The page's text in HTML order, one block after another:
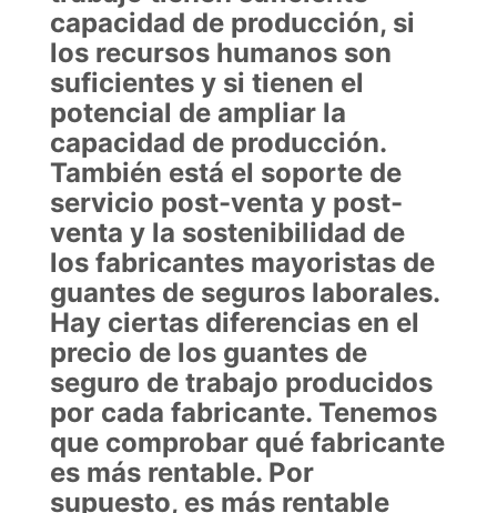
capacidad de producción, si
los recursos humanos son
suficientes y si tienen el
potencial de ampliar la
capacidad de producción.
También está el soporte de
servicio post-venta y post-
venta y la sostenibilidad de
los fabricantes mayoristas de
guantes de seguros laborales.
Hay ciertas diferencias en el
precio de los guantes de
seguro de trabajo producidos
por cada fabricante. Tenemos
que comprobar qué fabricante
es más rentable. Por
supuesto, es más rentable